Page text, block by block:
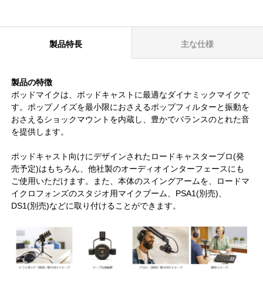
製品特長 主な仕様
製品の特徴
ポッドマイクは、ポッドキャストに最適なダイナミックマイクで
す。ポップノイズを最小限におさえるポップフィルターと振動を
おさえるショックマウントを内蔵し、豊かでバランスのとれた音
を提供します。
ポッドキャスト向けにデザインされたロードキャスタープロ(発
売予定)はもちろん、他社製のオーディオインターフェースにも
ご使用いただけます。また、本体のスイングアームを、ロードマ
イクロフォンズのスタジオ用マイクブーム、PSA1(別売)、
DS1(別売)などに取り付けることができます。